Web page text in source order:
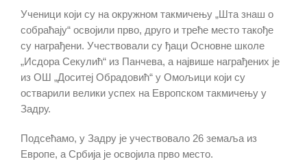
Ученици који су на окружном такмичењу „Шта знаш о
собраћају“ освојили прво, друго и треће место такође
су награђени. Учествовали су ђаци Основне школе
„Исдора Секулић“ из Панчева, а највише награђених је
из ОШ „Доситеј Обрадовић“ у Омољици који су
остварили велики успех на Европском такмичењу у
Задру.
Подсећамо, у Задру је учествовало 26 земаља из
Европе, а Србија је освојила прво место.